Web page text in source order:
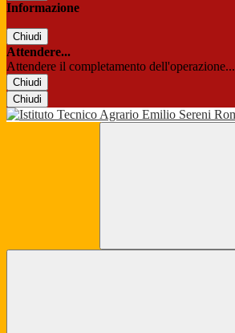
Informazione
Chiudi
Attendere...
Attendere il completamento dell'operazione...
Chiudi
Chiudi